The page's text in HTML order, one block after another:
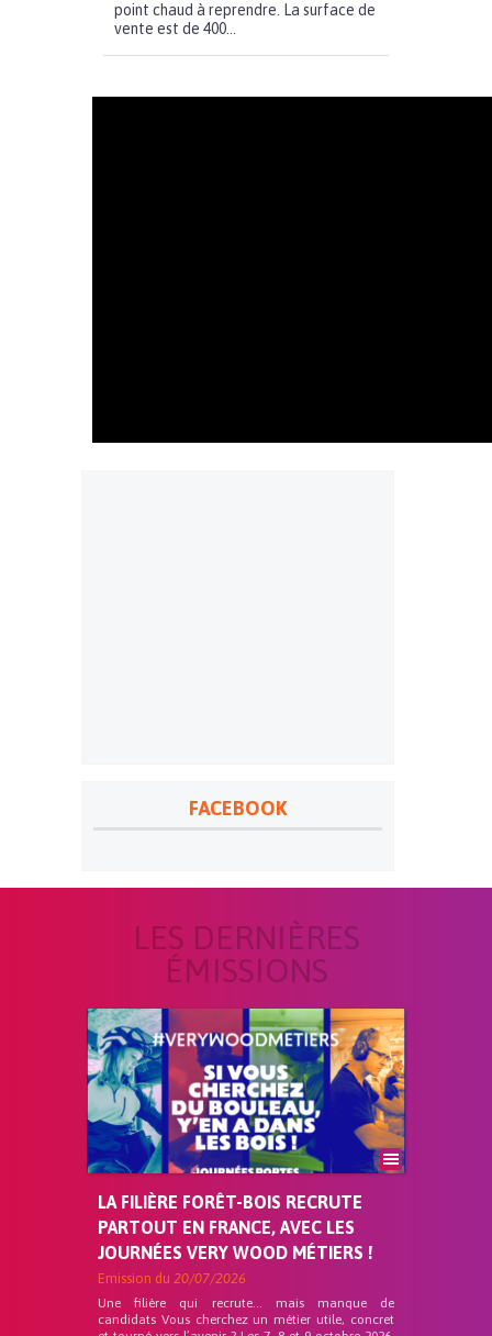
point chaud à reprendre. La surface de
vente est de 400...
FACEBOOK
LES DERNIÈRES
ÉMISSIONS
LA FILIÈRE FORÊT-BOIS RECRUTE
PARTOUT EN FRANCE, AVEC LES
JOURNÉES VERY WOOD MÉTIERS !
Emission du 20/07/2026
Une filière qui recrute… mais manque de
candidats Vous cherchez un métier utile, concret